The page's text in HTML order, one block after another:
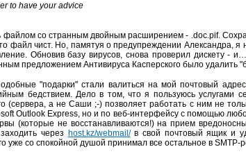
to have your advice
файлом со странным двойным расширением - .doc.pif.
файл чист. Но, памятуя о предупреждении Александра, я
Обновив базу вирусов, снова проверил дискету -
предложением Антивируса Касперского было удалить
"подарки" стали валиться на мой почтовый адрес
бедствием. Дело в том, что я пользуюсь услугами
(сервера, а не Саши ;-) позволяет работать с ним не
Outlook Express, но и по веб-интерфейсу с помощью
(которые не восстанавливаются!) на прием
через host.kz/webmail/в свой почтовый ящик и
уже со спокойной душой принимал все остальное в SMTP-